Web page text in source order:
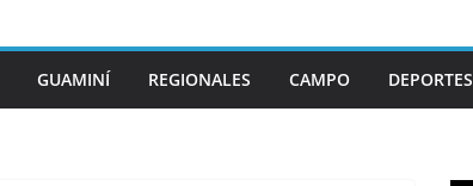
GUAMINÍ REGIONALES CAMPO DEPORTES